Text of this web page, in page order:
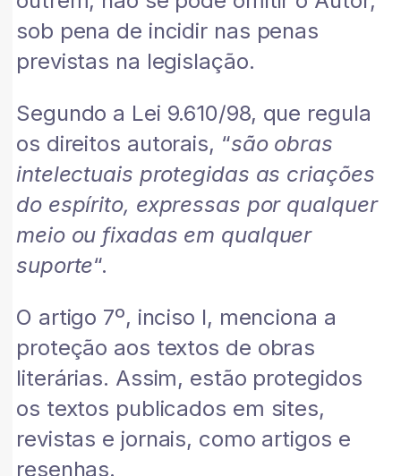
sob pena de incidir nas penas
previstas na legislação.
Segundo a Lei 9.610/98, que regula
os direitos autorais, “são obras
intelectuais protegidas as criações
do espírito, expressas por qualquer
meio ou fixadas em qualquer
suporte“.
O artigo 7º, inciso I, menciona a
proteção aos textos de obras
literárias. Assim, estão protegidos
os textos publicados em sites,
revistas e jornais, como artigos e
resenhas.